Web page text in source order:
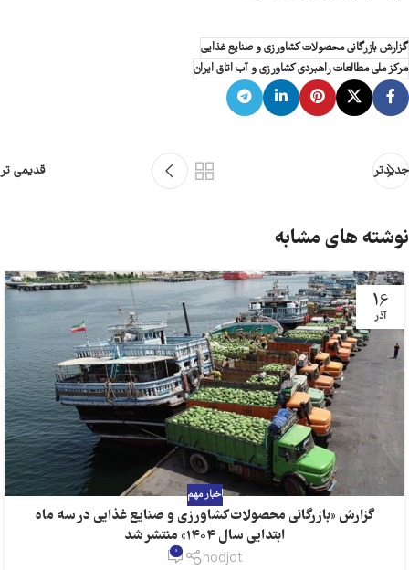
گزارش بازرگانی محصولات کشاورزی و صنایع غذایی
مرکز ملی مطالعات راهبردی کشاورزی و آب اتاق ایران
جدیدتر قدیمی تر
نوشته های مشابه
16
آذر
اخبار مهم
گزارش «بازرگانی محصولات کشاورزی و صنایع غذایی در سه ماه
ابتدایی سال 1404» منتشر شد
hodjat
0